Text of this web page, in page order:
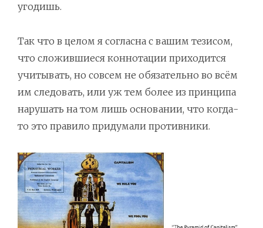
угодишь.
Так что в целом я согласна с вашим тезисом,
что сложившиеся коннотации приходится
учитывать, но совсем не обязательно во всём
им следовать, или уж тем более из принципа
нарушать на том лишь основании, что когда-
то это правило придумали противники.